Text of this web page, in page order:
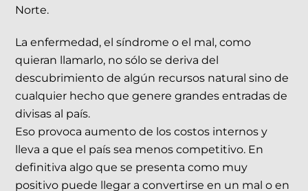
Norte.
La enfermedad, el síndrome o el mal, como
quieran llamarlo, no sólo se deriva del
descubrimiento de algún recursos natural sino de
cualquier hecho que genere grandes entradas de
divisas al país.
Eso provoca aumento de los costos internos y
lleva a que el país sea menos competitivo. En
definitiva algo que se presenta como muy
positivo puede llegar a convertirse en un mal o en